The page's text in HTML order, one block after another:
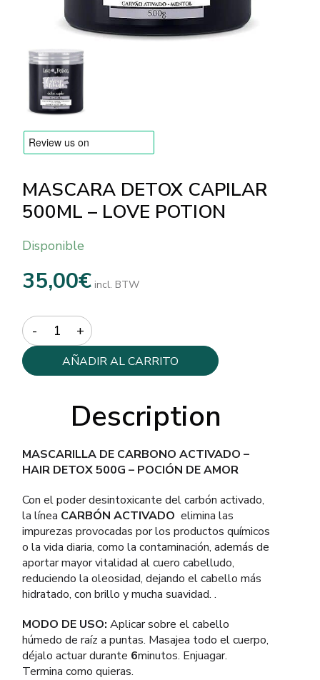
Envío y Pago
Preguntas frecuentes
Contacto
MASCARA DETOX CAPILAR
500ML – LOVE POTION
Disponible
35,00€ incl. BTW
Quantity
AÑADIR AL CARRITO
Description
MASCARILLA DE CARBONO ACTIVADO –
HAIR DETOX 500G – POCIÓN DE AMOR
Con el poder desintoxicante del carbón activado,
la línea CARBÓN ACTIVADO elimina las
impurezas provocadas por los productos químicos
o la vida diaria, como la contaminación, además de
aportar mayor vitalidad al cuero cabelludo,
reduciendo la oleosidad, dejando el cabello más
hidratado, con brillo y mucha suavidad. .
MODO DE USO: Aplicar sobre el cabello
húmedo de raíz a puntas. Masajea todo el cuerpo,
déjalo actuar durante 6minutos. Enjuagar.
Termina como quieras.